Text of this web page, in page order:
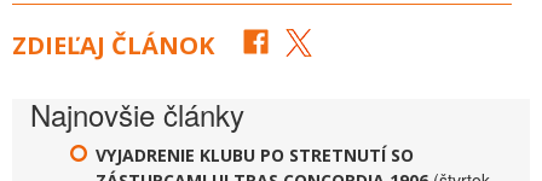
ZDIEĽAJ ČLÁNOK
Najnovšie články
VYJADRENIE KLUBU PO STRETNUTÍ SO